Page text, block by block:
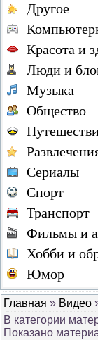
Другое
Красота и
Люди и
Музыка
Общество
Сериалы
Спорт
Транспорт
Фильмы и
Хобби и
Юмор
Главная » Видео
В категории
Показано